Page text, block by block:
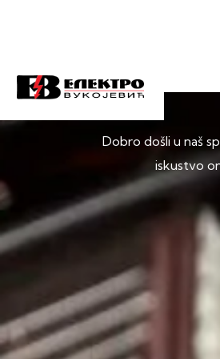
Dobro došli u naš
iskustvo